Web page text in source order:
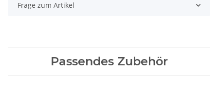
Frage zum Artikel
Passendes Zubehör